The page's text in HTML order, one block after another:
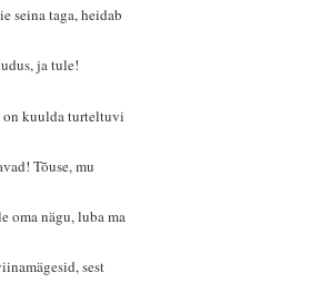
seina taga, heidab
ja tule!
on kuulda turteltuvi
Tõuse, mu
oma nägu, luba ma
sest